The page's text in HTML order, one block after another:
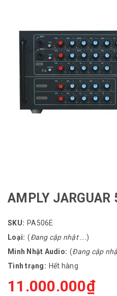
AMPLY JARGUAR
SKU: PA506E
Loại: (Đang cập nhật ...)
Minh Nhật Audio: (Đang cập
Tình trạng: Hết hàng
11.000.000₫